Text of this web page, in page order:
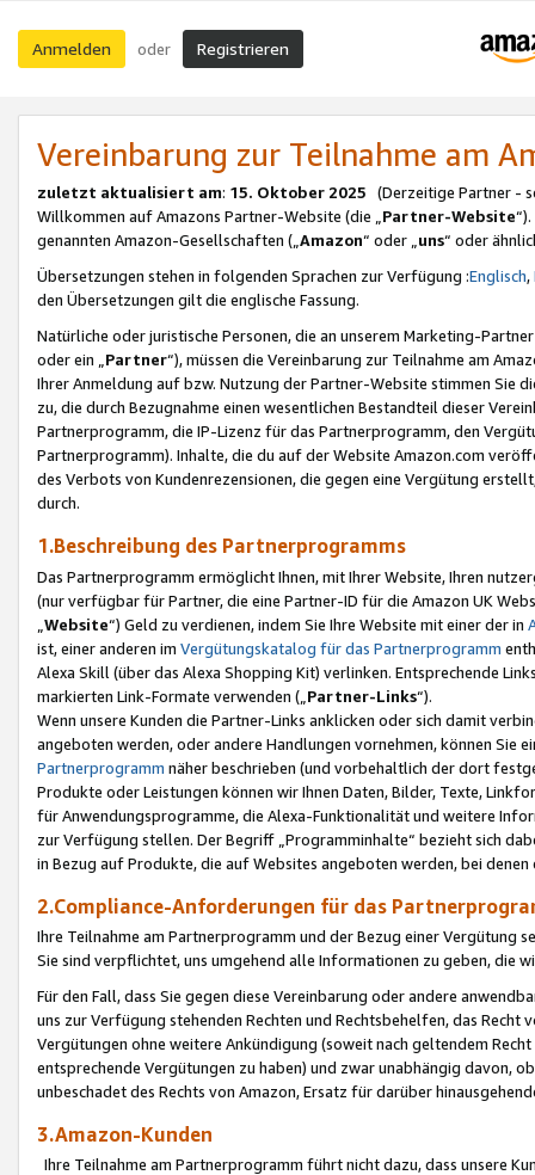
Anmelden oder Registrieren
Vereinbarung zur Teilnahme am
zuletzt aktualisiert am: 15. Oktober 2025 (Derzeitige Partner -
Willkommen auf Amazons Partner-Website (die „Partner-Website
genannten Amazon-Gesellschaften („Amazon“ oder „uns“ oder
Übersetzungen stehen in folgenden Sprachen zur Verfügung :Englisch,
den Übersetzungen gilt die englische Fassung.
Natürliche oder juristische Personen, die an unserem Marketing-
oder ein „Partner“), müssen die Vereinbarung zur Teilnahme am
Ihrer Anmeldung auf bzw. Nutzung der Partner-Website stimmen Sie
zu, die durch Bezugnahme einen wesentlichen Bestandteil dieser
Partnerprogramm, die IP-Lizenz für das Partnerprogramm, den
Partnerprogramm). Inhalte, die du auf der Website Amazon.com
des Verbots von Kundenrezensionen, die gegen eine Vergütung
durch.
1.Beschreibung des Partnerprogramms
Das Partnerprogramm ermöglicht Ihnen, mit Ihrer Website, Ihren
(nur verfügbar für Partner, die eine Partner-ID für die Amazon UK
Website“) Geld zu verdienen, indem Sie Ihre Website mit einer der in
ist, einer anderen im Vergütungskatalog für das Partnerprogramm
Alexa Skill (über das Alexa Shopping Kit) verlinken. Entsprechende
markierten Link-Formate verwenden („ Partner-Links“).
Wenn unsere Kunden die Partner-Links anklicken oder sich damit
angeboten werden, oder andere Handlungen vornehmen, können Sie
Partnerprogramm näher beschrieben (und vorbehaltlich der dort
Produkte oder Leistungen können wir Ihnen Daten, Bilder, Texte,
für Anwendungsprogramme, die Alexa-Funktionalität und weitere
zur Verfügung stellen. Der Begriff „Programminhalte“ bezieht sich
in Bezug auf Produkte, die auf Websites angeboten werden, bei
2.Compliance-Anforderungen für das
Ihre Teilnahme am Partnerprogramm und der Bezug einer Vergütung
Sie sind verpflichtet, uns umgehend alle Informationen zu geben, die
Für den Fall, dass Sie gegen diese Vereinbarung oder andere
uns zur Verfügung stehenden Rechten und Rechtsbehelfen, das
Vergütungen ohne weitere Ankündigung (soweit nach geltendem
entsprechende Vergütungen zu haben) und zwar unabhängig davon,
unbeschadet des Rechts von Amazon, Ersatz für darüber
3.Amazon-Kunden
Ihre Teilnahme am Partnerprogramm führt nicht dazu, dass unsere